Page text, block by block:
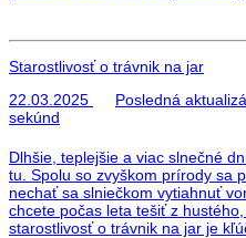
Starostlivosť o trávnik na jar
22.03.2025
Posledná
sekúnd
Dlhšie, teplejšie a viac slnečné
tu. Spolu so zvyškom prírody sa
nechať sa slniečkom vytiahnuť
chcete počas leta tešiť z
starostlivosť o trávnik na jar je